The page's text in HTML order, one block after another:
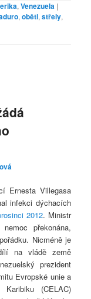
,Venezuela |
,oběti,střely,
Ernesta Villegasa
infekci dýchacích
2012. Ministr
překonána,
Nicméně je
na vládě země
prezident
Evropské unie a
(CELAC)